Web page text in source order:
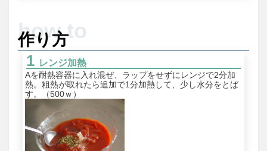
作り方
レンジ加熱
Aを耐熱容器に入れ混ぜ、ラップをせずにレンジで2分加
熱。粗熱が取れたら追加で1分加熱して、少し水分をとば
す。（500ｗ）